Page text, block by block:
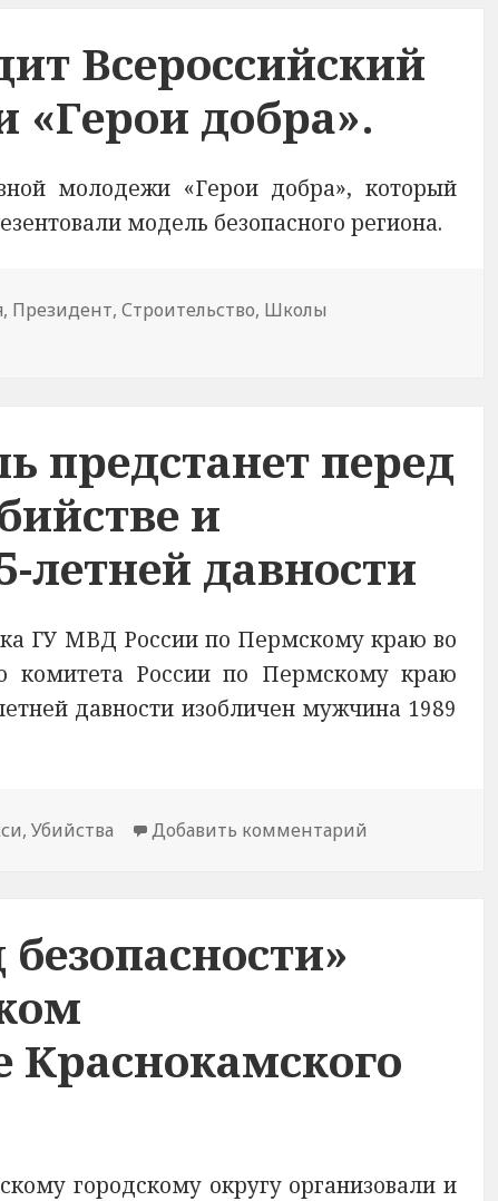
Всероссийский
«Герои добра».
молодежи «Герои добра», который
модель безопасного региона.
, Президент,Строительство, Школы
предстанет перед
и
летней давности
ГУ МВД России по Пермскому краю во
комитета России по Пермскому краю
давности изобличен мужчина 1989
,Убийства Добавить комментарий
Краснокамского
городскому округу организовали и